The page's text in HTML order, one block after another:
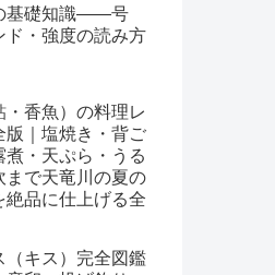
基礎知識——号
ド・強度の読み方
・香魚）の料理レ
版｜塩焼き・背ご
煮・天ぷら・うる
まで天竜川の夏の
絶品に仕上げる全
（キス）完全図鑑